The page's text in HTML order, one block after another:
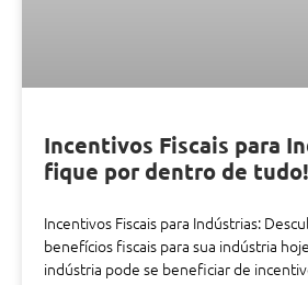
Incentivos Fiscais para
fique por dentro de tudo!
Incentivos Fiscais para Indústrias:
benefícios fiscais para sua indústria
indústria pode se beneficiar de